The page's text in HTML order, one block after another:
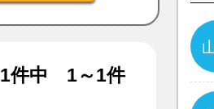
1件中 1～1件